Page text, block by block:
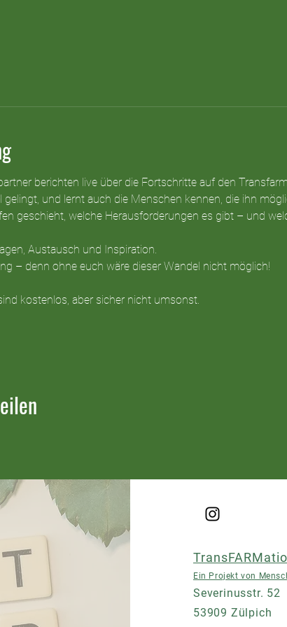
berichten live über die Fortschritte auf den
gelingt, und lernt auch die Menschen kennen, die ihn
geschieht, welche Herausforderungen es gibt – und
Austausch und Inspiration.
– denn ohne euch wäre dieser Wandel nicht möglich!
kostenlos, aber sicher nicht umsonst.
Ein Projekt von
Severinusstr. 52
53909 Zülpich